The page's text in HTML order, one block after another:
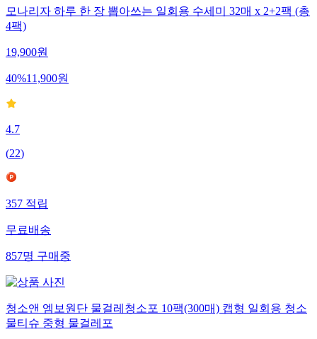
모나리자 하루 한 장 뽑아쓰는 일회용 수세미 32매 x 2+2팩 (총
4팩)
19,900원
40%11,900원
4.7
(22)
357적립
무료배송
857명구매중
청소앤 엠보원단 물걸레청소포 10팩(300매) 캡형 일회용 청소
물티슈 중형 물걸레포